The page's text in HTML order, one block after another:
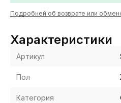
Подробней об возврате или
Характеристики
Артикул
Пол
Категория